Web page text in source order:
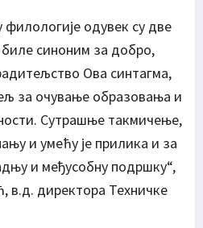
одувек су две
биле синоним за добро,
Ова синтагма,
за очување образовања и
Сутрашње такмичење,
и умећу је прилика и за
и међусобну подршку“,
в.д. директора Техничке